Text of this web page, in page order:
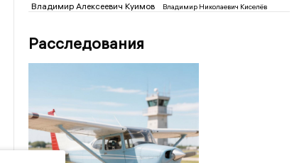
Владимир Алексеевич Куимов Владимир Николаевич Киселёв
Расследования